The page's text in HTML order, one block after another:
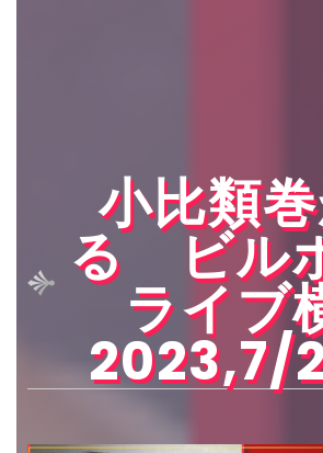
小比類
る ビル
ライブ
2023,7/